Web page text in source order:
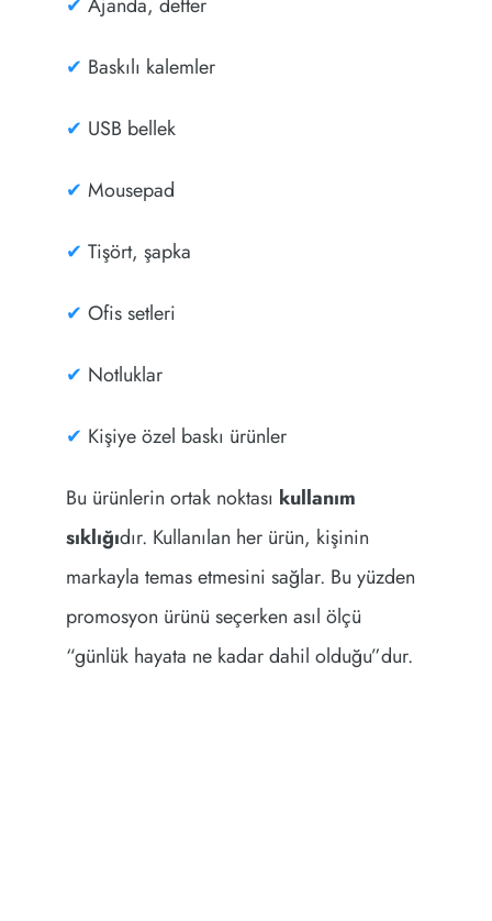
✔ Baskılı kalemler
✔ USB bellek
✔ Mousepad
✔ Tişört, şapka
✔ Ofis setleri
✔ Notluklar
✔ Kişiye özel baskı ürünler
Bu ürünlerin ortak noktası kullanım
sıklığıdır. Kullanılan her ürün, kişinin
markayla temas etmesini sağlar. Bu yüzden
promosyon ürünü seçerken asıl ölçü
“günlük hayata ne kadar dahil olduğu”dur.